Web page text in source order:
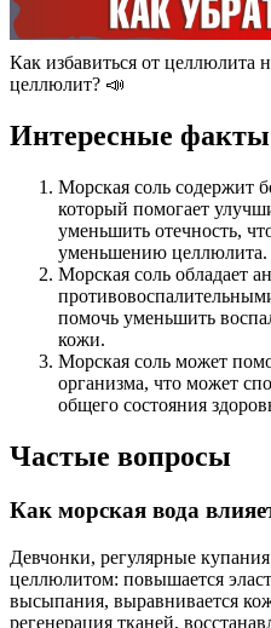
Как избавиться от целлюлита
целлюлит? 📣
Интересные факты
Морская соль содержит
который помогает
уменьшить отечность,
уменьшению целлюлита.
Морская соль обладает
помочь уменьшить
кожи.
Морская соль может
организма, что может
общего состояния
Частые вопросы
Как морская вода
Девчонки, регулярные
целлюлитом: повышается
высыпания, выравнивается
регенерация тканей,